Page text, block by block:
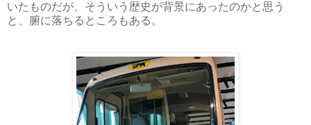
いたものだが、そういう歴史が背景にあったのかと思う
と、腑に落ちるところもある。